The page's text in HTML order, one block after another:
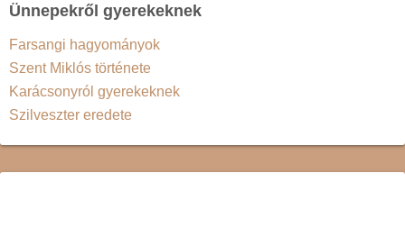
Ünnepekről gyerekeknek
Farsangi hagyományok
Szent Miklós története
Karácsonyról gyerekeknek
Szilveszter eredete